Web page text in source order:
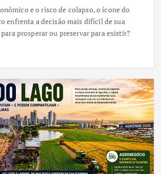
e o risco de colapso, o ícone do
enfrenta a decisão mais difícil de sua
prosperar ou preservar para existir?